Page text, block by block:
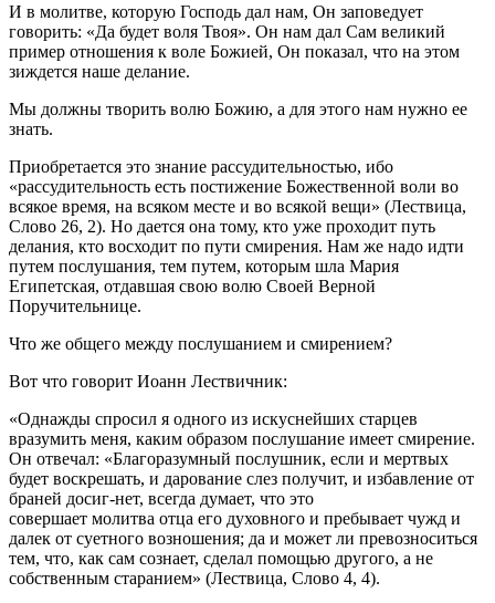
И в молитве, которую Господь дал нам, Он заповедует
говорить: «Да будет воля Твоя». Он нам дал Сам великий
пример отношения к воле Божией, Он показал, что на этом
зиждется наше делание.
Мы должны творить волю Божию, а для этого нам нужно ее
знать.
Приобретается это знание рассудительностью, ибо
«рассудительность есть постижение Божественной воли во
всякое время, на всяком месте и во всякой вещи» (Лествица,
Слово 26, 2). Но дается она тому, кто уже проходит путь
делания, кто восходит по пути смирения. Нам же надо идти
путем послушания, тем путем, которым шла Мария
Египетская, отдавшая свою волю Своей Верной
Поручительнице.
Что же общего между послушанием и смирением?
Вот что говорит Иоанн Лествичник:
«Однажды спросил я одного из искуснейших старцев
вразумить меня, каким образом послушание имеет смирение.
Он отвечал: «Благоразумный послушник, если и мертвых
будет воскрешать, и дарование слез получит, и избавление от
браней досиг-нет, всегда думает, что это
совершает молитва отца его духовного и пребывает чужд и
далек от суетного возношения; да и может ли превозноситься
тем, что, как сам сознает, сделал помощью другого, а не
собственным старанием» (Лествица, Слово 4, 4).